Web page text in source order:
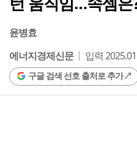
윤병효
에너지경제신문
입력
구글 검색 선호 출처로 추가